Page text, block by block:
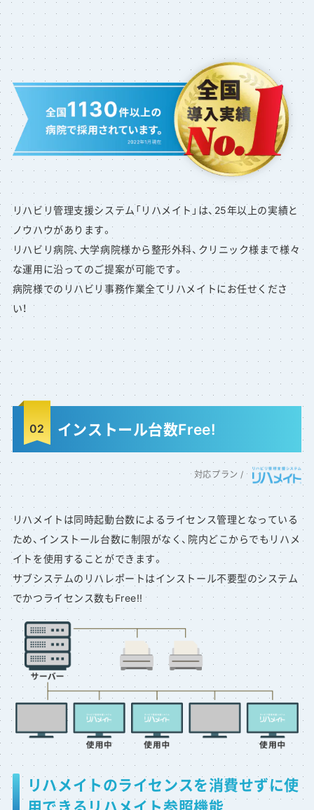
リハビリ管理支援システム「リハメイト」は、25年以上の実績と
ノウハウがあります。
リハビリ病院、大学病院様から整形外科、クリニック様まで様々
な運用に沿ってのご提案が可能です。
病院様でのリハビリ事務作業全てリハメイトにお任せくださ
い！
インストール台数Free!
リハメイトは同時起動台数によるライセンス管理となっている
ため、インストール台数に制限がなく、院内どこからでもリハメ
イトを使用することができます。
サブシステムのリハレポートはインストール不要型のシステム
でかつライセンス数もFree!!
リハメイトのライセンスを消費せずに使